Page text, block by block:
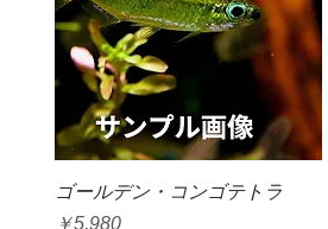
クイックビュー
ゴールデン・コンゴテトラ
価格
￥5,980